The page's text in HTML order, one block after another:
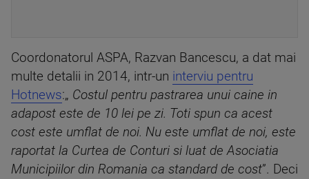
Coordonatorul ASPA, Razvan Bancescu, a dat mai
multe detalii in 2014, intr-un interviu pentru
Hotnews:„ Costul pentru pastrarea unui caine in
adapost este de 10 lei pe zi. Toti spun ca acest
cost este umflat de noi. Nu este umflat de noi, este
raportat la Curtea de Conturi si luat de Asociatia
Municipiilor din Romania ca standard de cost”. Deci